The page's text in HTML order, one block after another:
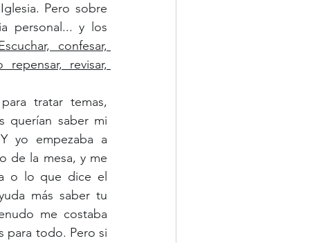
Pero sobre
personal... y los
confesar,
revisar,
tratar temas,
querían saber mi
yo empezaba a
de la mesa, y me
o lo que dice el
más saber tu
me costaba
para todo. Pero si